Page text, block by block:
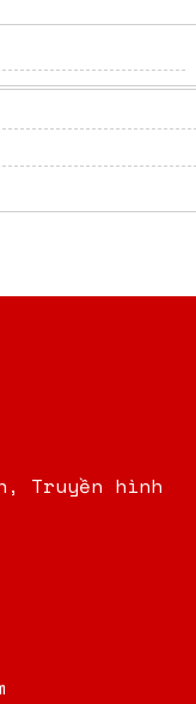
Truyền hình